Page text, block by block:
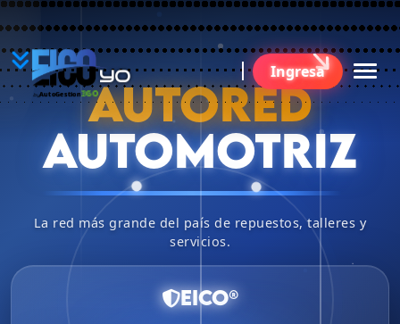
YO
BU
AutoGestion 360
Ingresa
AUTORED
AUTOMOTRIZ
La red más grande del país de repuestos, talleres y
servicios.
EICO®